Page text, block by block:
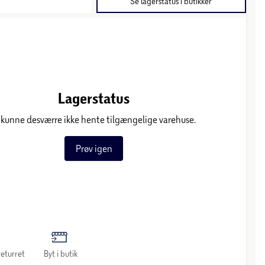
Lagerstatus
kunne desværre ikke hente tilgængelige varehuse.
Prøv igen
Byt i butik